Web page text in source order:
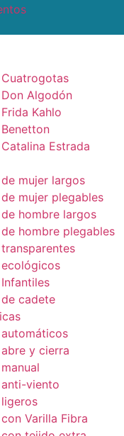
Cuatrogotas
Algodón
Kahlo
Estrada
mujer largos
mujer plegables
hombre largos
hombre plegables
ecológicos
cadete
automáticos
y cierra
anti-viento
Varilla Fibra